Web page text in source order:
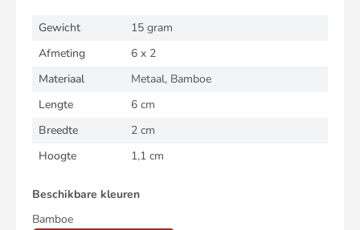
Gewicht
15 gram
Afmeting
6 x 2
Materiaal
Metaal, Bamboe
Lengte
6 cm
Breedte
2 cm
Hoogte
1,1 cm
Beschikbare kleuren
Bamboe